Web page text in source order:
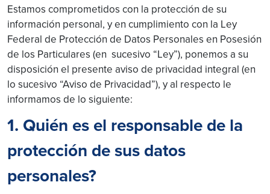
Estamos comprometidos con la protección de su
información personal, y en cumplimiento con la Ley
Federal de Protección de Datos Personales en Posesión
de los Particulares (en sucesivo “Ley”), ponemos a su
disposición el presente aviso de privacidad integral (en
lo sucesivo “Aviso de Privacidad”), y al respecto le
informamos de lo siguiente:
1. Quién es el responsable de la
protección de sus datos
personales?